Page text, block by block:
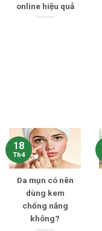
online hiệu quả
Da mụn có nên
dùng kem
chống nắng
không?
18
Th4